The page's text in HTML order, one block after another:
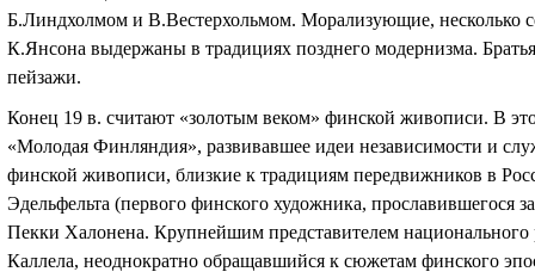
Б.Линдхолмом и В.Вестерхольмом. Морализующие, несколько
К.Янсона выдержаны в традициях позднего модернизма.
пейзажи.
Конец 19 в. считают «золотым веком» финской живописи. В
«Молодая Финляндия», развивавшее идеи независимости и
финской живописи, близкие к традициям передвижников в
Эдельфельта (первого финского художника, прославившегося
Пекки Халонена. Крупнейшим представителем
Каллела, неоднократно обращавшийся к сюжетам финского